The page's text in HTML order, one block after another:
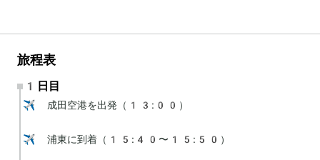
旅程表
1日目
✈️ 成田空港を出発（13:00）
✈️ 浦東に到着（15:40〜15:50）